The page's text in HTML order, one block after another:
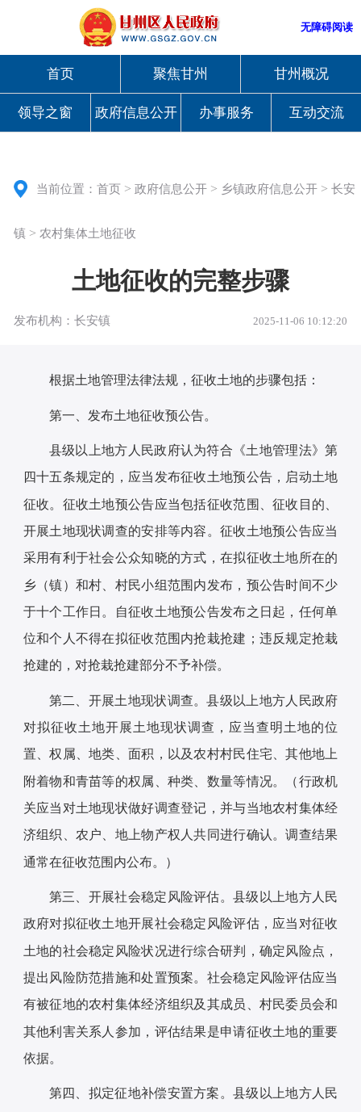
无障碍阅读
首页 聚焦甘州 甘州概况
领导之窗 政府信息公开 办事服务 互动交流
当前位置：首页 >政府信息公开 > 乡镇政府信息公开 >长安
镇 >农村集体土地征收
土地征收的完整步骤
发布机构：长安镇 2025-11-06 10:12:20
根据土地管理法律法规，征收土地的步骤包括：
第一、发布土地征收预公告。
县级以上地方人民政府认为符合《土地管理法》第
四十五条规定的，应当发布征收土地预公告，启动土地
征收。征收土地预公告应当包括征收范围、征收目的、
开展土地现状调查的安排等内容。征收土地预公告应当
采用有利于社会公众知晓的方式，在拟征收土地所在的
乡（镇）和村、村民小组范围内发布，预公告时间不少
于十个工作日。自征收土地预公告发布之日起，任何单
位和个人不得在拟征收范围内抢栽抢建；违反规定抢栽
抢建的，对抢栽抢建部分不予补偿。
第二、开展土地现状调查。县级以上地方人民政府
对拟征收土地开展土地现状调查，应当查明土地的位
置、权属、地类、面积，以及农村村民住宅、其他地上
附着物和青苗等的权属、种类、数量等情况。（行政机
关应当对土地现状做好调查登记，并与当地农村集体经
济组织、农户、地上物产权人共同进行确认。调查结果
通常在征收范围内公布。）
第三、开展社会稳定风险评估。县级以上地方人民
政府对拟征收土地开展社会稳定风险评估，应当对征收
土地的社会稳定风险状况进行综合研判，确定风险点，
提出风险防范措施和处置预案。社会稳定风险评估应当
有被征地的农村集体经济组织及其成员、村民委员会和
其他利害关系人参加，评估结果是申请征收土地的重要
依据。
第四、拟定征地补偿安置方案。县级以上地方人民